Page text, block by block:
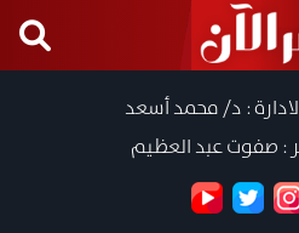
: د/ محمد أسعد
: صفوت عبد العظيم